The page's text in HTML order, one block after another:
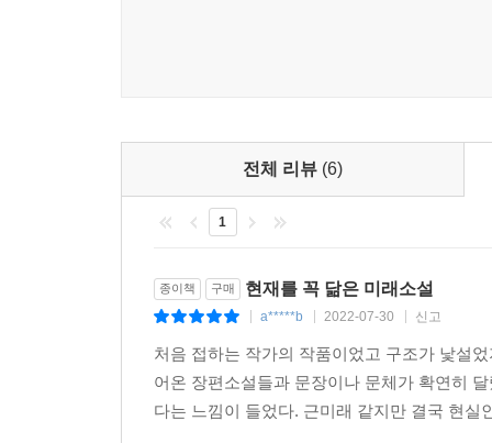
파편적 사실들로 가득 찬 현재는 이해 가능한 영
언뜻 터무니없으나 그 자체로 완결성을 갖춘 이
가짜 뉴스, 미신, 광신도를 퇴치하는 것을 업으로
접속할 수 있는 존재인 ‘존재론적 행방불명자’가
못할 수도 있지만 ‘나’는 조직의 계획대로 캔-D
될까? 조직은 마침내 진실을 마주할 수 있을까?
■우리가 할 수 있는 유일한 일
전체 리뷰 (6)
1
종이책 구매 현재를 꼭 닮은 미래소설
a*****b 2022-07-30 신고
처음 접하는 작가의 작품이었고 구조가 낯설
어온 장편소설들과 문장이나 문체가 확연히
다는 느낌이 들었다. 근미래 같지만 결국 현